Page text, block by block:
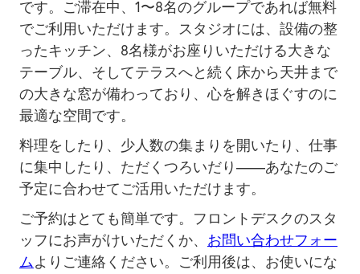
です。ご滞在中、1〜8名のグループであれば無料
でご利用いただけます。スタジオには、設備の整
ったキッチン、8名様がお座りいただける大きな
テーブル、そしてテラスへと続く床から天井まで
の大きな窓が備わっており、心を解きほぐすのに
最適な空間です。
料理をしたり、少人数の集まりを開いたり、仕事
に集中したり、ただくつろいだり——あなたのご
予定に合わせてご活用いただけます。
ご予約はとても簡単です。フロントデスクのスタ
ッフにお声がけいただくか、 お問い合わせフォー
ムよりご連絡ください。ご利用後は、お使いにな